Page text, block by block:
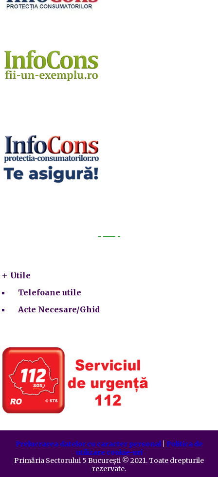
Utile
Telefoane utile
Acte Necesare/Ghid
Prelucrarea datelor cu caracter personal| Politica de
utilizare cookie-uri
Primăria Sectorului 5 București ©️ 2021. Toate drepturile
rezervate.